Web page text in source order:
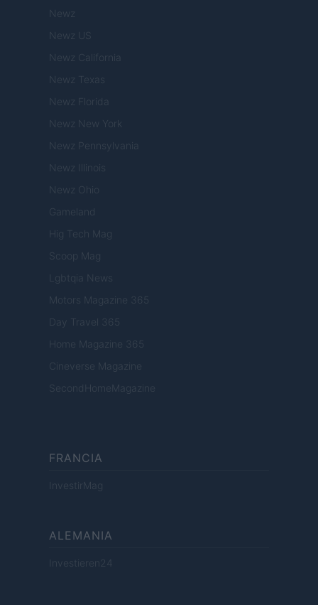
Newz
Newz US
Newz California
Newz Texas
Newz Florida
Newz New York
Newz Pennsylvania
Newz Illinois
Newz Ohio
Gameland
Hig Tech Mag
Scoop Mag
Lgbtqia News
Motors Magazine 365
Day Travel 365
Home Magazine 365
Cineverse Magazine
SecondHomeMagazine
FRANCIA
InvestirMag
ALEMANIA
Investieren24